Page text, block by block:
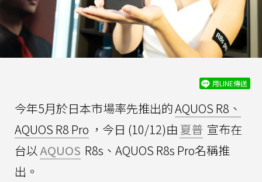
用LINE傳送
今年5月於日本市場率先推出的AQUOS R8、
AQUOS R8 Pro ，今日 (10/12)由 夏普 宣布在
台以AQUOS R8s、AQUOS R8s Pro名稱推
出。